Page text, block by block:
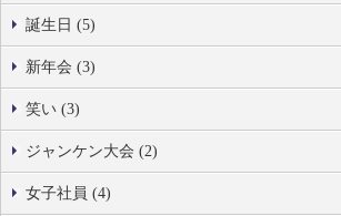
誕生日 (5)
新年会 (3)
笑い (3)
ジャンケン大会 (2)
女子社員 (4)